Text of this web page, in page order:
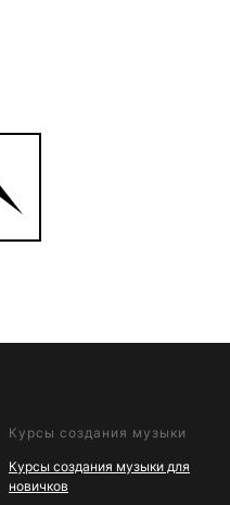
Курсы создания музыки
Курсы создания музыки для
новичков